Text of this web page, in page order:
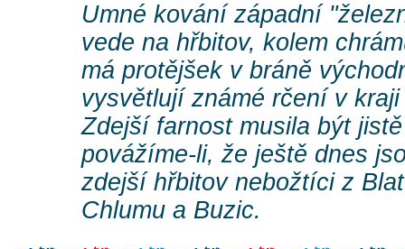
Umné kování západní
vede na hřbitov, kolem
má protějšek v bráně
vysvětlují známé rčení v
Zdejší farnost musila být
povážíme-li, že ještě dnes
zdejší hřbitov nebožtíci z
Chlumu a Buzic.